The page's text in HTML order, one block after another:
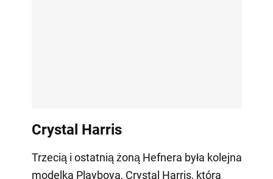
Crystal Harris
Trzecią i ostatnią żoną Hefnera była kolejna
modelka Playboya, Crystal Harris, która